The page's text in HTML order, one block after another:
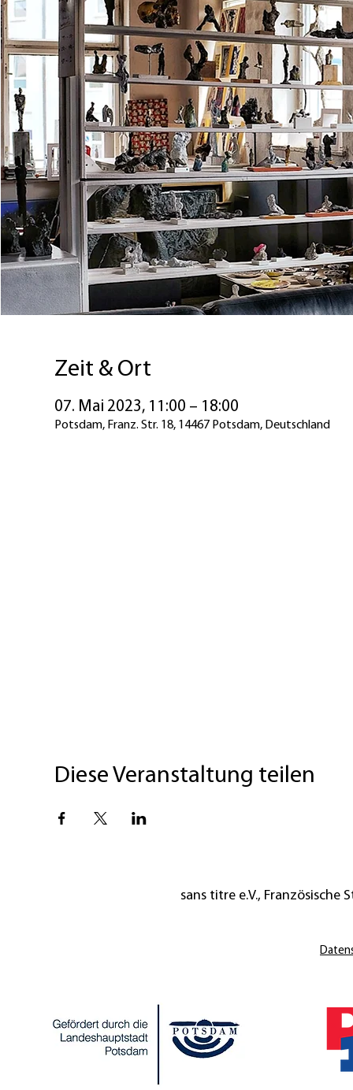
Zeit & Ort
07. Mai 2023, 11:00 – 18:00
Potsdam, Franz. Str. 18, 14467 Potsdam, Deutschland
Diese Veranstaltung teilen
sans titre e.V., Französische